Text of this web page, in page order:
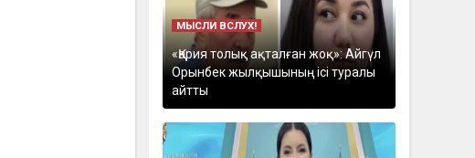
МЫСЛИ ВСЛУХ!
«Қария толық ақталған жоқ»: Айгүл
Орынбек жылқышының ісі туралы
айтты